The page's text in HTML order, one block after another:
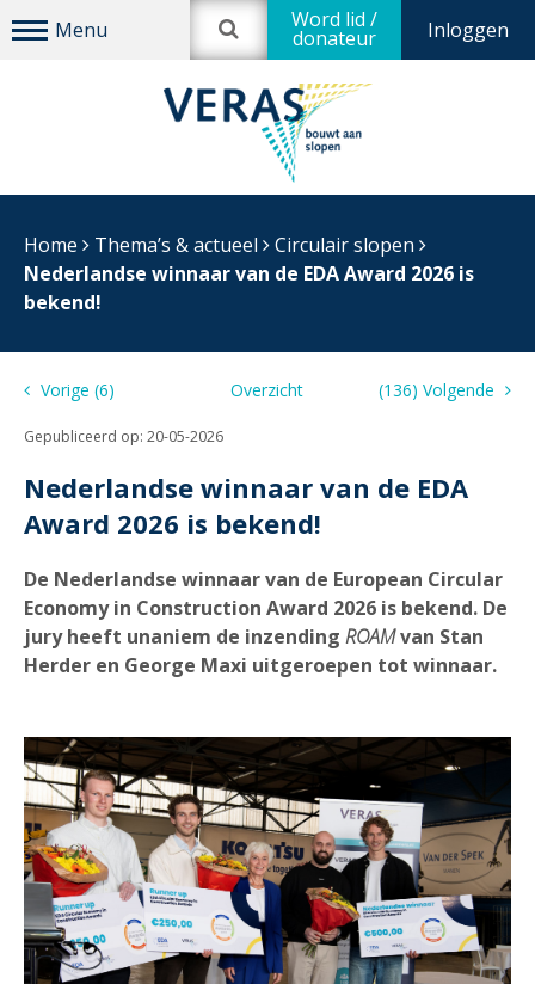
Inloggen
Word lid /
donateur
Home Thema’s & actueel
Circulair slopen
Nederlandse winnaar van de EDA Award 2026 is
bekend!
Vorige (6) Overzicht (136) Volgende
Gepubliceerd op: 20-05-2026
Nederlandse winnaar van de EDA
Award 2026 is bekend!
De Nederlandse winnaar van de European Circular
Economy in Construction Award 2026 is bekend. De
jury heeft unaniem de inzending ROAMvan Stan
Herder en George Maxi uitgeroepen tot winnaar.